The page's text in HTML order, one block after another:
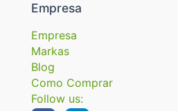
Empresa
Empresa
Markas
Blog
Como Comprar
Follow us: